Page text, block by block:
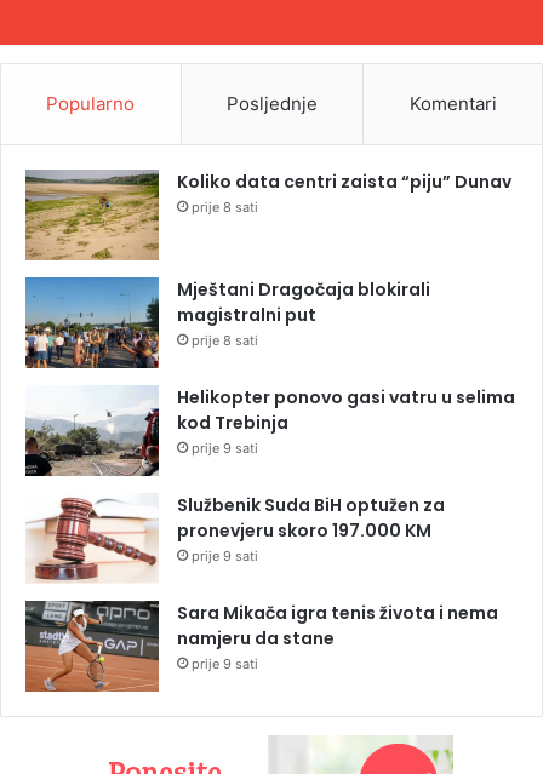
Popularno Posljednje Komentari
Koliko data centri zaista “piju” Dunav
prije 8 sati
Mještani Dragočaja blokirali
magistralni put
prije 8 sati
Helikopter ponovo gasi vatru u selima
kod Trebinja
prije 9 sati
Službenik Suda BiH optužen za
pronevjeru skoro 197.000 KM
prije 9 sati
Sara Mikača igra tenis života i nema
namjeru da stane
prije 9 sati